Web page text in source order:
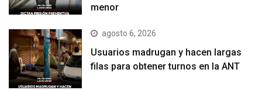
menor
agosto 6, 2026
Usuarios madrugan y hacen largas
filas para obtener turnos en la ANT